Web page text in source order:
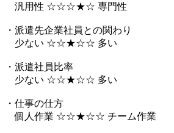
汎用性 ☆☆☆★☆ 専門性
・派遣先企業社員との関わり
少ない ☆☆★☆☆ 多い
・派遣社員比率
少ない ☆☆★☆☆ 多い
・仕事の仕方
個人作業 ☆☆★☆☆ チーム作業